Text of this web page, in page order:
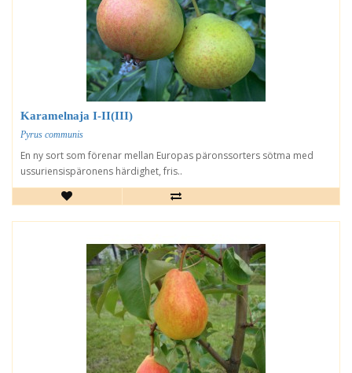
Karamelnaja I-II(III)
Pyrus communis
En ny sort som förenar mellan Europas päronssorters sötma med
ussuriensispäronens härdighet, fris..